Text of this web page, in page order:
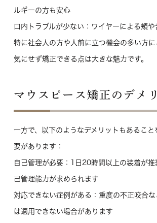
ルギーの方も安心
口内トラブルが少ない ：ワイヤーによる頬
特に社会人の方や人前に立つ機会の多い方に
気にせず矯正できる点は大きな魅力です。
マウスピース矯正のデメ
一方で、以下のようなデメリットもあること
要があります：
自己管理が必要 ：1日20時間以上の装着が
己管理能力が求められます
対応できない症例がある ：重度の不正咬合
は適用できない場合があります